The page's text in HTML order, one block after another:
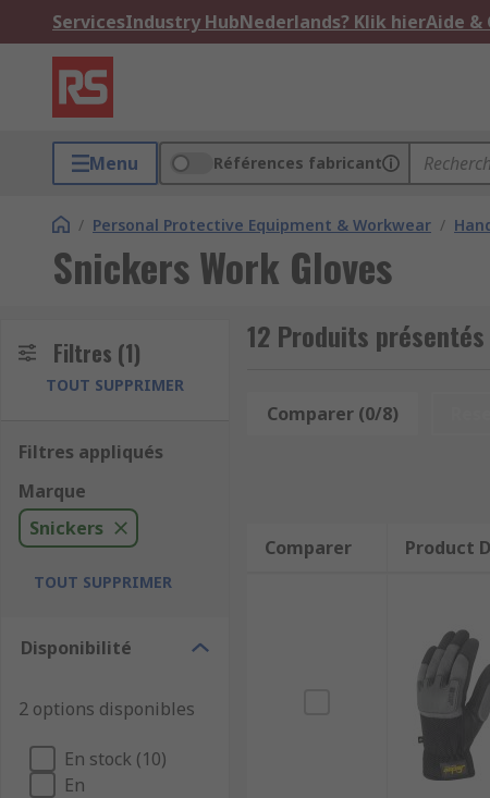
ServicesIndustry HubNederlands? Klik hierAide &
Menu Références fabricant
/ Personal Protective Equipment & Workwear /
Snickers Work Gloves
Filtres (1)
TOUT SUPPRIMER
Filtres appliqués
Marque
Snickers
TOUT SUPPRIMER
Disponibilité
2 options disponibles
En stock (10)
En
12 Produits
Comparer (0/8)
Comparer Product